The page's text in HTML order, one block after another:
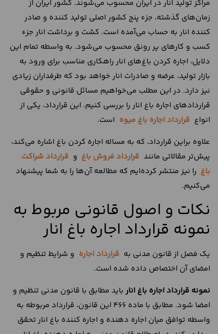
مراکز تولید انار در ایران محسوب می‌شوند. کشور ایران از
زمان‌های گذشته، جزء پنج کشور اصلی تولید کننده و صادر
کننده انار به حساب می‌آمده است. کشت و برداشت انار جزء
کسب و کارهای پر رونق محسوب می‌شود. به واسطه تمام این
دلایل، اجاره کردن باغ‌های انار راهکاری مناسب برای ورود به
بازار تولید، عرضه و صادرات انار خواهد بود که طرفداران زیادی
نیز دارد. در این مطلب می‌خواهیم مسائل قانونی و حقوقی
قراردادهای اجاره باغ انار را بررسی کنیم. این قرارداد، یکی از
انواع قرارداد اجاره باغ میوه است.
علاوه براین قرارداد، که به مساله اجاره کردن باغ اشاره می‌کند،
پیش‌تر مقالاتی مانند قرارداد فروش باغ و قرارداد شراکت
باغ را نیز منتشر کرده‌ایم که مطالعه آن‌ها را به شما پیشنهاد
می‌کنیم.
نکات و اصول قانونی مربوط به
نمونه قرارداد اجاره باغ انار
یک فصل از قانون مدنی به قرارداد اجاره و شرایط تنظیم و
امضای آن اختصاص داده شده است.
نمونه قرارداد اجاره باغ انار باید مطابق با قانون مدنی تنظیم و
امضا شود. مطابق با ماده 466 این قانون، قرارداد مربوطه به
واسطه توافق میان اجاره دهنده و اجاره کننده باغ انار تحقق